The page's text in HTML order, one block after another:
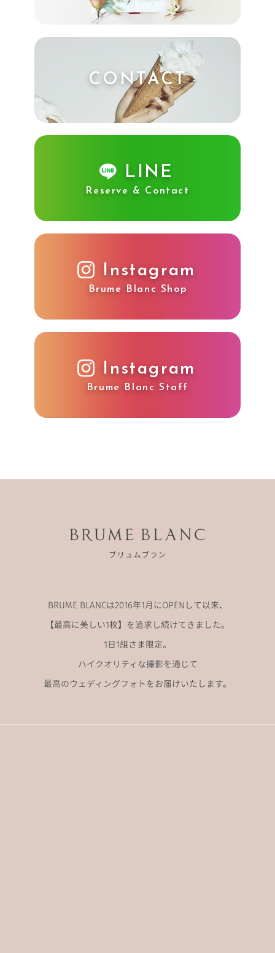
CONTACT
LINE
Reserve & Contact
Instagram
Brume Blanc Shop
Instagram
Brume Blanc Staff
BRUME BLANCは2016年1月にOPENして以来、
【最高に美しい1枚】を追求し続けてきました。
1日1組さま限定。
ハイクオリティな撮影を通じて
最高のウェディングフォトをお届けいたします。